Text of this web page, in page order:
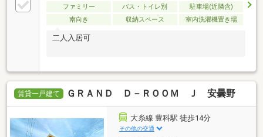
ファミリー バス・トイレ別
駐車場(近隣含)
南向き
収納スペース 室内洗濯機置き場
二人入居可
賃貸一戸建て ＧＲＡＮＤ Ｄ－ＲＯＯＭ Ｊ 安曇野
大糸線 豊科駅 徒歩14分
その他の交通